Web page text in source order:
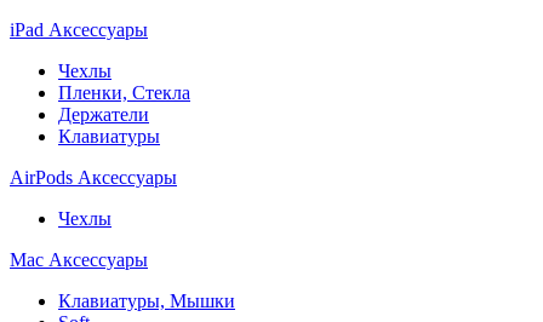
iPad Аксессуары
Чехлы
Пленки, Стекла
Держатели
Клавиатуры
AirPods Аксессуары
Чехлы
Mac Аксессуары
Клавиатуры, Мышки